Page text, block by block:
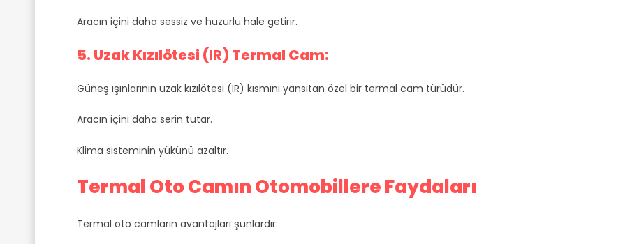
Aracın içini daha sessiz ve huzurlu hale getirir.
5. Uzak Kızılötesi (IR) Termal Cam:
Güneş ışınlarının uzak kızılötesi (IR) kısmını yansıtan özel bir termal cam türüdür.
Aracın içini daha serin tutar.
Klima sisteminin yükünü azaltır.
Termal Oto Camın Otomobillere Faydaları
Termal oto camların avantajları şunlardır: